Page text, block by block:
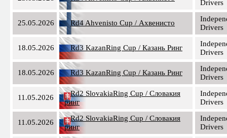
Drivers
25.05.2026 Rd4 Ahvenisto Cup / Ахвенисто
Drivers
18.05.2026 Rd3 KazanRing Cup / Казань Ринг
Drivers
18.05.2026 Rd3 KazanRing Cup / Казань Ринг
Drivers
11.05.2026
Rd2 SlovakiaRing Cup / Словакия
ринг
Drivers
11.05.2026
Rd2 SlovakiaRing Cup / Словакия
ринг
Drivers